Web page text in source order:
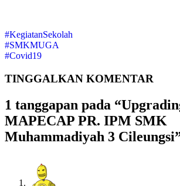
#KegiatanSekolah
#SMKMUGA
#Covid19
TINGGALKAN KOMENTAR
1 tanggapan pada
MAPECAP PR. IPM SMK
Muhammadiyah 3